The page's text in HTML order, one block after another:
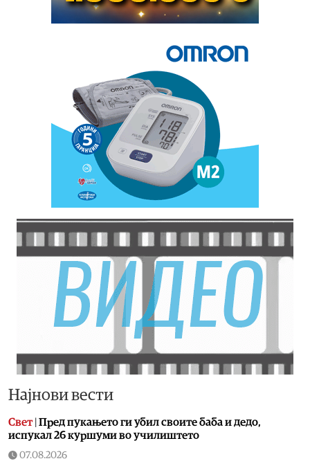
Најнови вести
Свет| Пред пукањето ги убил своите баба и дедо,
испукал 26 куршуми во училиштето
07.08.2026